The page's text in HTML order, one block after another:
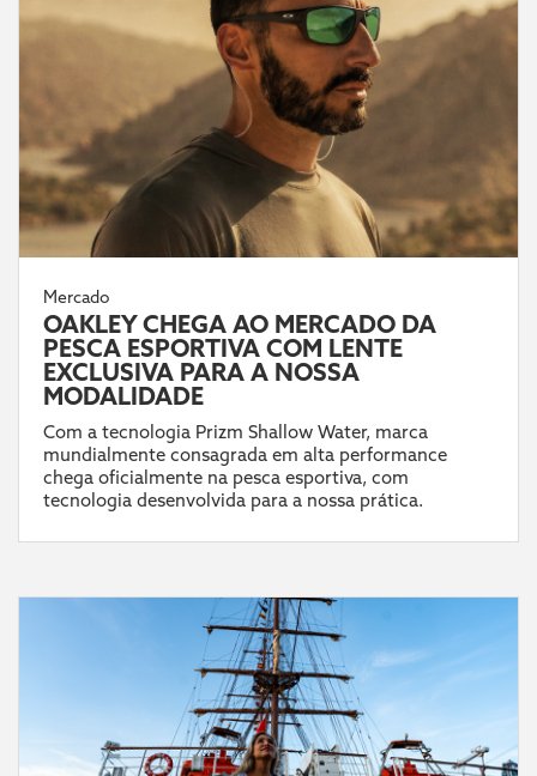
Mercado
OAKLEY CHEGA AO MERCADO DA
PESCA ESPORTIVA COM LENTE
EXCLUSIVA PARA A NOSSA
MODALIDADE
Com a tecnologia Prizm Shallow Water, marca
mundialmente consagrada em alta performance
chega oficialmente na pesca esportiva, com
tecnologia desenvolvida para a nossa prática.